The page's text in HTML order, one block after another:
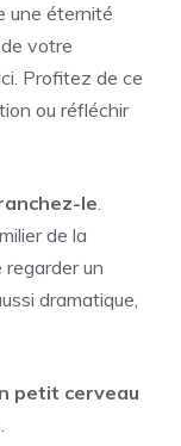
une éternité
votre
Profitez de ce
ou réfléchir
le.
de la
un
dramatique,
petit cerveau